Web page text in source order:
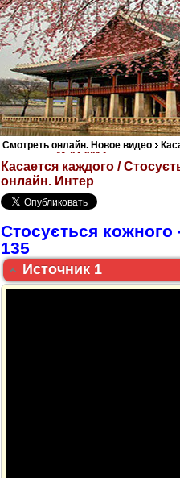
Смотреть онлайн. Новое видео
кожного за 11-04-2014 смотреть
Касается каждого /
онлайн. Интер
Стосується
135
Источник 1